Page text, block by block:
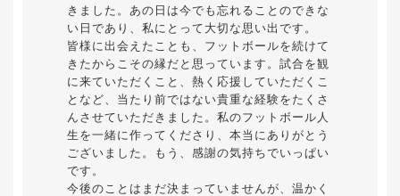
きました。あの日は今でも忘れることのできな
い日であり、私にとって大切な思い出です。
皆様に出会えたことも、フットボールを続けて
きたからこその縁だと思っています。試合を観
に来ていただくこと、熱く応援していただくこ
となど、当たり前ではない貴重な経験をたくさ
んさせていただきました。私のフットボール人
生を一緒に作ってくださり、本当にありがとう
ございました。もう、感謝の気持ちでいっぱい
です。
今後のことはまだ決まっていませんが、温かく